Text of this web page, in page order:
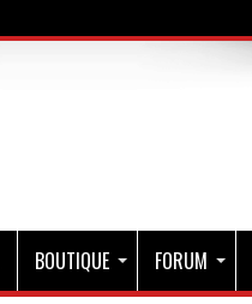
BOUTIQUE FORUM